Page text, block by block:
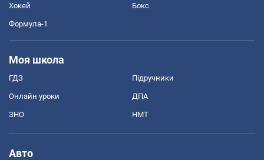
Хокей Бокс
Формула-1
Моя школа
ГДЗ Підручники
Онлайн уроки ДПА
ЗНО НМТ
Авто